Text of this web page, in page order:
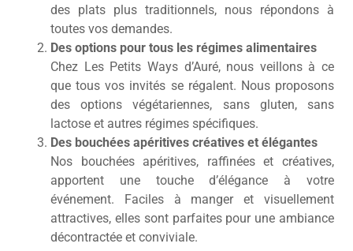
des plats plus traditionnels, nous répondons à
toutes vos demandes.
Des options pour tous les régimes alimentaires
Chez Les Petits Ways d’Auré, nous veillons à ce
que tous vos invités se régalent. Nous proposons
des options végétariennes, sans gluten, sans
lactose et autres régimes spécifiques.
Des bouchées apéritives créatives et élégantes
Nos bouchées apéritives, raffinées et créatives,
apportent une touche d’élégance à votre
événement. Faciles à manger et visuellement
attractives, elles sont parfaites pour une ambiance
décontractée et conviviale.